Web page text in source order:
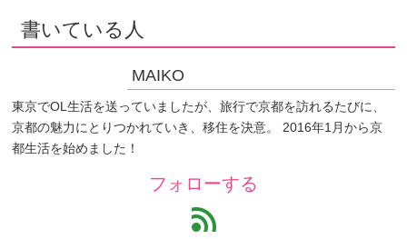
書いている人
MAIKO
東京でOL生活を送っていましたが、旅行で京都を訪れるたびに、
京都の魅力にとりつかれていき、移住を決意。 2016年1月から京
都生活を始めました！
フォローする
feed